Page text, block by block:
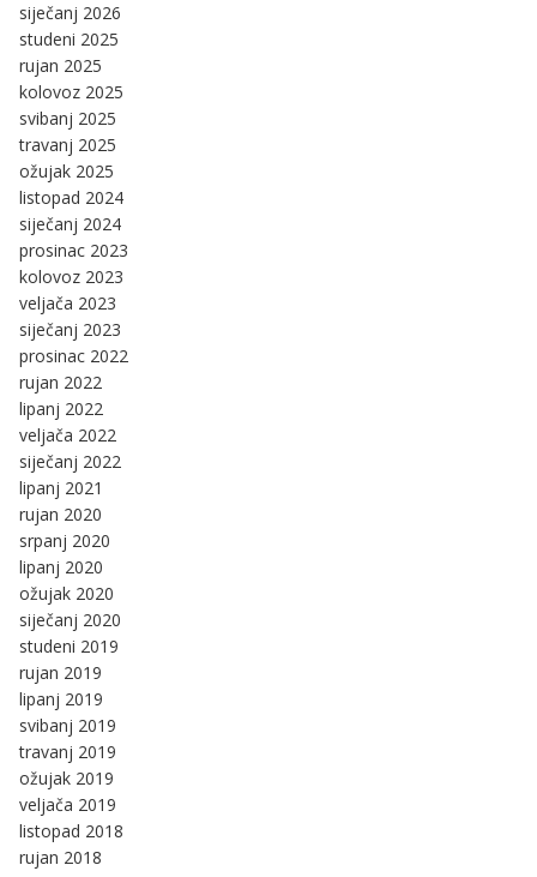
siječanj 2026
studeni 2025
rujan 2025
kolovoz 2025
svibanj 2025
travanj 2025
ožujak 2025
listopad 2024
siječanj 2024
prosinac 2023
kolovoz 2023
veljača 2023
siječanj 2023
prosinac 2022
rujan 2022
lipanj 2022
veljača 2022
siječanj 2022
lipanj 2021
rujan 2020
srpanj 2020
lipanj 2020
ožujak 2020
siječanj 2020
studeni 2019
rujan 2019
lipanj 2019
svibanj 2019
travanj 2019
ožujak 2019
veljača 2019
listopad 2018
rujan 2018